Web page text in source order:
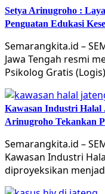
Setya Arinugroho :
Penguatan Edukasi
Semarangkita.id –
Jawa Tengah resmi
Psikolog Gratis
Kawasan Industri Halal
Arinugroho Tekankan
Semarangkita.id –
Kawasan Industri
diproyeksikan